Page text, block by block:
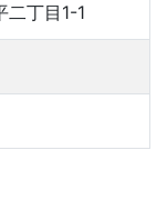
二丁目1-1